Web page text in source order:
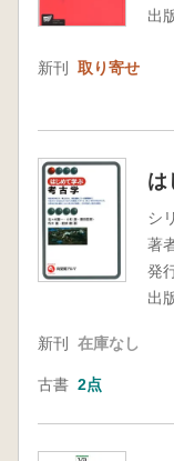
出
新刊 取り寄せ
は
シ
著
発
出
新刊 在庫なし
古書 2点